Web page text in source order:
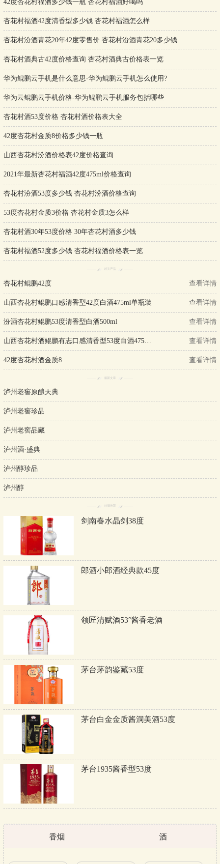
42度杏花村福酒多少钱一瓶 杏花村福酒好喝吗
杏花村福酒42度清香型多少钱 杏花村福酒怎么样
杏花村汾酒青花20年42度零售价 杏花村汾酒青花20多少钱
杏花村酒典古42度价格查询 杏花村酒典古价格表一览
华为鲲鹏云手机是什么意思-华为鲲鹏云手机怎么使用?
华为云鲲鹏云手机价格-华为鲲鹏云手机服务包括哪些
杏花村酒53度价格 杏花村酒价格表大全
42度杏花村金质8价格多少钱一瓶
山西杏花村汾酒价格表42度价格查询
2021年最新杏花村福酒42度475ml价格查询
杏花村汾酒53度多少钱 杏花村汾酒价格查询
53度杏花村金质3价格 杏花村金质3怎么样
杏花村酒30年53度价格 30年杏花村酒多少钱
杏花村福酒52度多少钱 杏花村福酒价格表一览
相关产品
杏花村鲲鹏42度 查看详情
山西杏花村鲲鹏口感清香型42度白酒475ml单瓶装 查看详情
汾酒杏花村鲲鹏53度清香型白酒500ml 查看详情
查看详情
42度杏花村酒金质8 查看详情
最新文章
泸州老窖原酿天典
泸州老窖珍品
泸州老窖品藏
泸州酒·盛典
泸州醇珍品
泸州醇
好酒推荐
剑南春水晶剑38度
郎酒小郎酒经典款45度
领匠清赋酒53°酱香老酒
茅台茅韵鉴藏53度
茅台白金金质酱洞美酒53度
茅台1935酱香型53度
香烟 酒